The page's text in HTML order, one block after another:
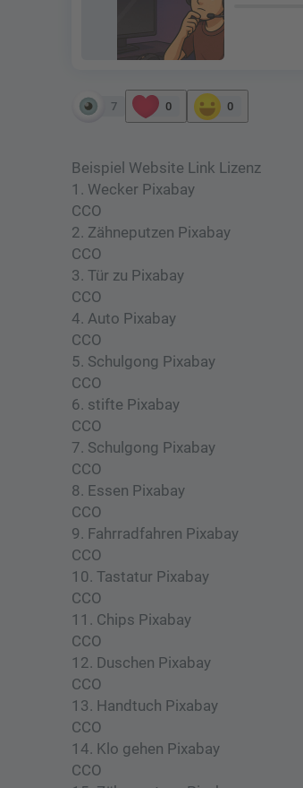
7 0 0
Beispiel Website Link Lizenz
1. Wecker Pixabay
CCO
2. Zähneputzen Pixabay
CCO
3. Tür zu Pixabay
CCO
4. Auto Pixabay
CCO
5. Schulgong Pixabay
CCO
6. stifte Pixabay
CCO
7. Schulgong Pixabay
CCO
8. Essen Pixabay
CCO
9. Fahrradfahren Pixabay
CCO
10. Tastatur Pixabay
CCO
11. Chips Pixabay
CCO
12. Duschen Pixabay
CCO
13. Handtuch Pixabay
CCO
14. Klo gehen Pixabay
CCO